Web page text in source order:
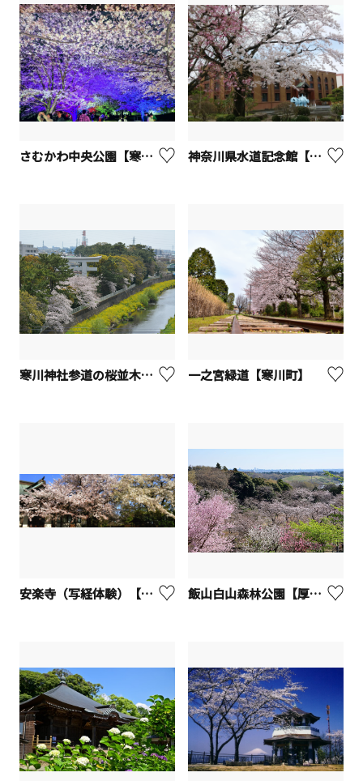
さむかわ中央公園【寒川町】 神奈川県水道記念館【寒川町】
寒川神社参道の桜並木【寒川町】 一之宮緑道【寒川町】
安楽寺（写経体験）【寒川町】 飯山白山森林公園【厚木市】